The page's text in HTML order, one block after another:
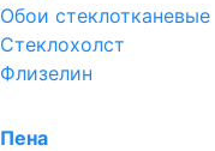
Обои стеклотканевые
Стеклохолст
Флизелин
Пена